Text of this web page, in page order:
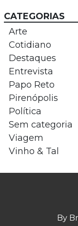
CATEGORIAS
Arte
Cotidiano
Destaques
Entrevista
Papo Reto
Pirenópolis
Política
Sem categoria
Viagem
Vinho & Tal
By